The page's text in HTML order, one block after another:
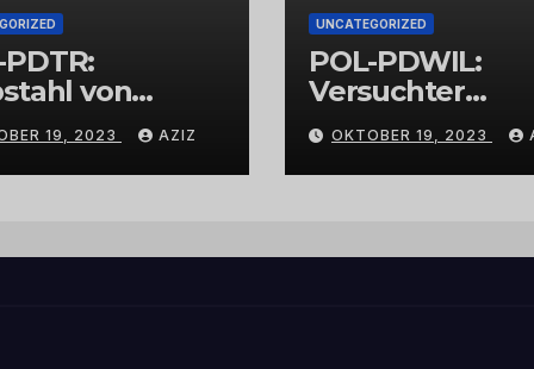
PDTR:
von
19, 2023 AZIZ
UNCATEGORIZED
POL-PDWIL:
Versuchter
Einbruch im
Gewerbegebiet
Wittlich
OKTOBER 19, 2023